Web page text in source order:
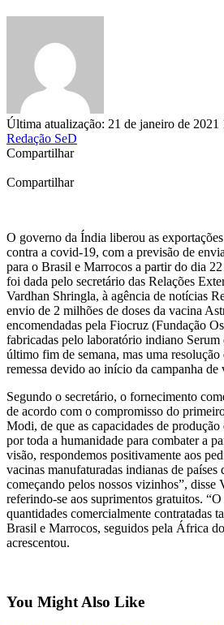
Última atualização: 21 de janeiro de 2021
Redação SeD
Compartilhar
Compartilhar
O governo da Índia liberou as
contra a covid-19, com a previsão de
para o Brasil e Marrocos a partir do dia
foi dada pelo secretário das Relações
Vardhan Shringla, à agência de notícias
envio de 2 milhões de doses da vacina
encomendadas pela Fiocruz (Fundação
fabricadas pelo laboratório indiano Serum
último fim de semana, mas uma
remessa devido ao início da campanha de
Segundo o secretário, o fornecimento
de acordo com o compromisso do
Modi, de que as capacidades de
por toda a humanidade para combater a
visão, respondemos positivamente aos
vacinas manufaturadas indianas de países
começando pelos nossos vizinhos”, disse
referindo-se aos suprimentos gratuitos.
quantidades comercialmente contratadas
Brasil e Marrocos, seguidos pela África
acrescentou.
You Might Also Like